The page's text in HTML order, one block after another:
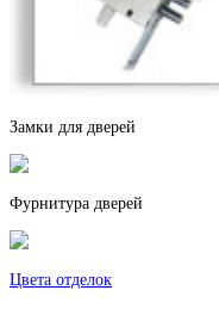
Замки для дверей
Фурнитура дверей
Цвета отделок